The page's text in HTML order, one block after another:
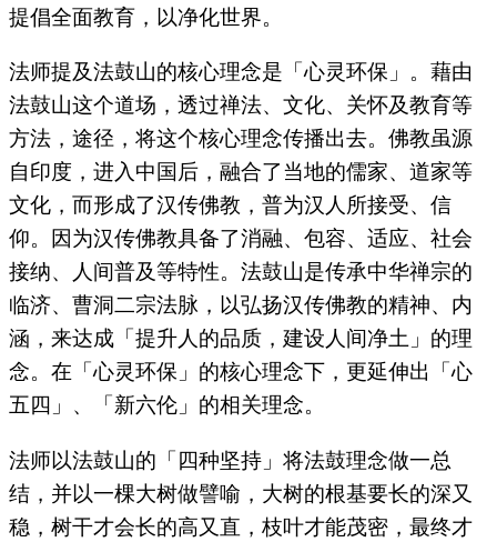
提倡全面教育，以净化世界。
法师提及法鼓山的核心理念是「心灵环保」。藉由
法鼓山这个道场，透过禅法、文化、关怀及教育等
方法，途径，将这个核心理念传播出去。佛教虽源
自印度，进入中国后，融合了当地的儒家、道家等
文化，而形成了汉传佛教，普为汉人所接受、信
仰。因为汉传佛教具备了消融、包容、适应、社会
接纳、人间普及等特性。法鼓山是传承中华禅宗的
临济、曹洞二宗法脉，以弘扬汉传佛教的精神、内
涵，来达成「提升人的品质，建设人间净土」的理
念。在「心灵环保」的核心理念下，更延伸出「心
五四」、「新六伦」的相关理念。
法师以法鼓山的「四种坚持」将法鼓理念做一总
结，并以一棵大树做譬喻，大树的根基要长的深又
稳，树干才会长的高又直，枝叶才能茂密，最终才